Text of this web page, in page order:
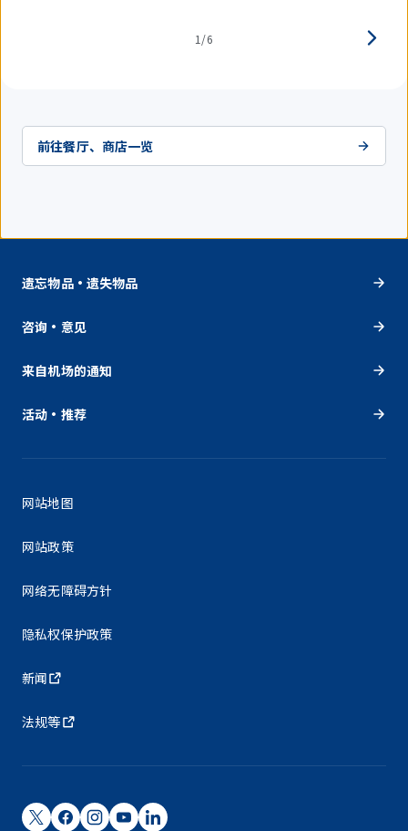
1/6
前往餐厅、商店一览
遗忘物品・遗失物品
咨询・意见
来自机场的通知
活动・推荐
网站地图
网站政策
网络无障碍方针
隐私权保护政策
新闻
法规等